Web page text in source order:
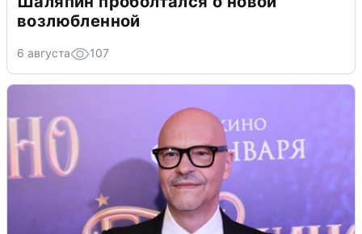
возлюбленной
6 августа 107